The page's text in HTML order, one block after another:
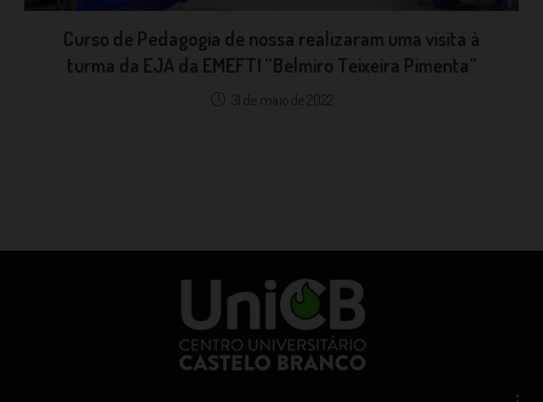
Curso de Pedagogia de nossa realizaram uma visita à
turma da EJA da EMEFTI “Belmiro Teixeira Pimenta”
31 de maio de 2022